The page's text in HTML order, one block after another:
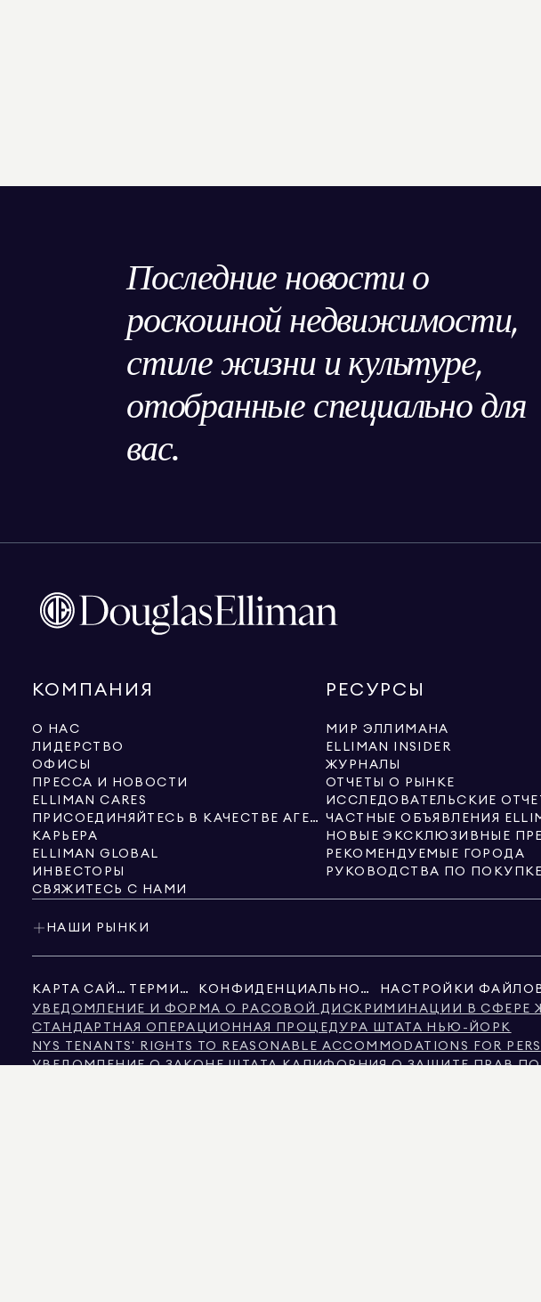
Последние новости о
роскошной недвижимости,
стиле жизни и культуре,
отобранные специально для
вас.
КОМПАНИЯ
О НАС
ЛИДЕРСТВО
ОФИСЫ
ПРЕССА И НОВОСТИ
ELLIMAN CARES
ПРИСОЕДИНЯЙТЕСЬ В КАЧЕСТВЕ АГЕНТА
КАРЬЕРА
ELLIMAN GLOBAL
ИНВЕСТОРЫ
СВЯЖИТЕСЬ С НАМИ
РЕСУРСЫ
МИР ЭЛЛИМАНА
ELLIMAN INSIDER
ЖУРНАЛЫ
ОТЧЕТЫ О РЫНКЕ
ИССЛЕДОВАТЕЛЬСКИЕ
ЧАСТНЫЕ ОБЪЯВЛЕНИЯ
РЕКОМЕНДУЕМЫЕ ГОРОДА
НАШИ РЫНКИ
КАРТА САЙТА ТЕРМИНЫ КОНФИДЕНЦИАЛЬНОСТЬ
УВЕДОМЛЕНИЕ И ФОРМА О РАСОВОЙ ДИСКРИМИНАЦИИ В СФЕРЕ
СТАНДАРТНАЯ ОПЕРАЦИОННАЯ ПРОЦЕДУРА ШТАТА НЬЮ-ЙОРК
NYS TENANTS' RIGHTS TO REASONABLE ACCOMMODATIONS FOR
УВЕДОМЛЕНИЕ О ЗАКОНЕ ШТАТА КАЛИФОРНИЯ О ЗАЩИТЕ ПРАВ